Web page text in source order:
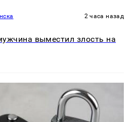
2 часа назад
выместил злость на